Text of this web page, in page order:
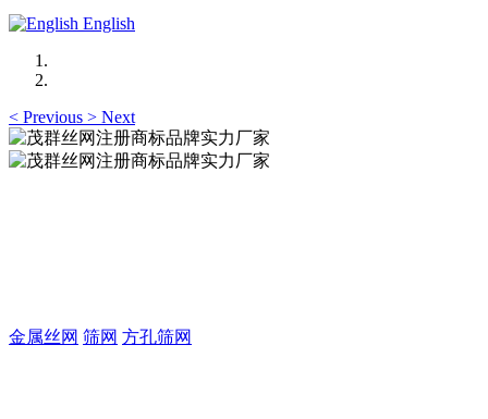
English
< Previous > Next
金属丝网 筛网 方孔筛网